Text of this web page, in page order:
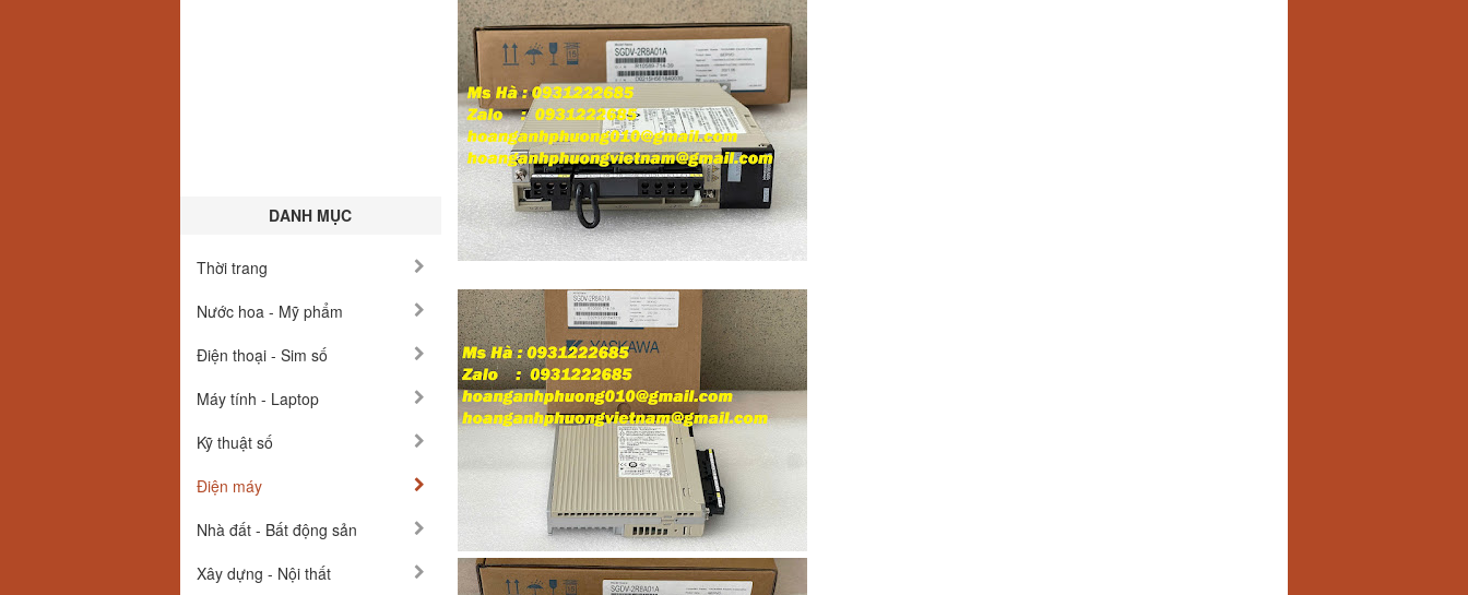
DANH MỤC
Thời trang
Nước hoa - Mỹ phẩm
Điện thoại - Sim số
Máy tính - Laptop
Kỹ thuật số
Điện máy
Nhà đất - Bất động sản
Xây dựng - Nội thất